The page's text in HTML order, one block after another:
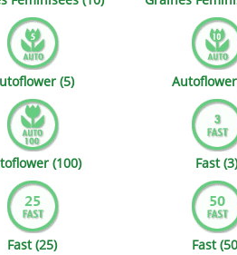
Seedy Simon
Söllner - Vadda's Marijuanabam
Sumo Seeds
(5)
(100) Fast
Fast (25) Fast